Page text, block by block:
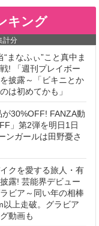
キング
計分
まなふぃ”こと真中ま
! 「週刊プレイボー
披露～「ビキニとか
は初めてかも」
30%OFF! FANZA動
」第2弾を明日1日
ンガールは田野憂さ
クを愛する旅人・有
露! 芸能界デビュー
ビア～同い年の相棒
以上走破。グラビア
動画も